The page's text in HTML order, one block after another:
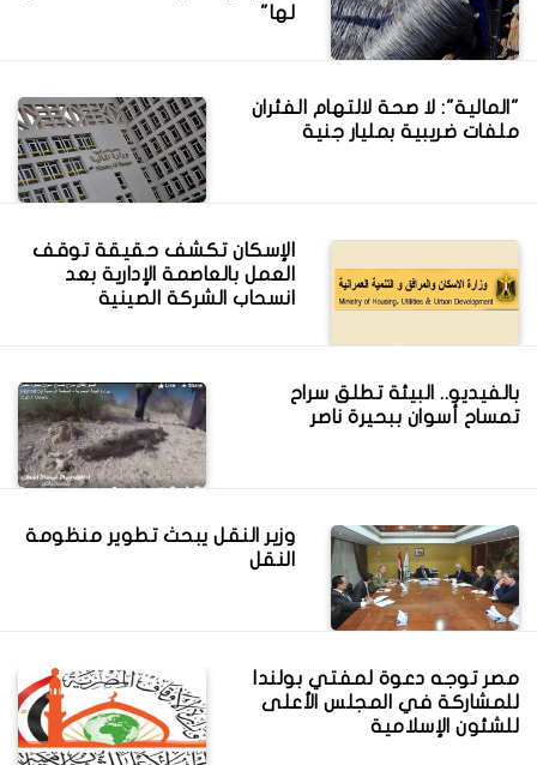
لها"
"المالية": لا صحة لالتهام الفئران
ملفات ضريبية بمليار جنية
الإسكان تكشف حقيقة توقف
العمل بالعاصمة الإدارية بعد
انسحاب الشركة الصينية
بالفيديو.. البيئة تطلق سراح
تمساح أسوان ببحيرة ناصر
وزير النقل يبحث تطوير منظومة
النقل
مصر توجه دعوة لمفتي بولندا
للمشاركة في المجلس الأعلى
للشئون الإسلامية